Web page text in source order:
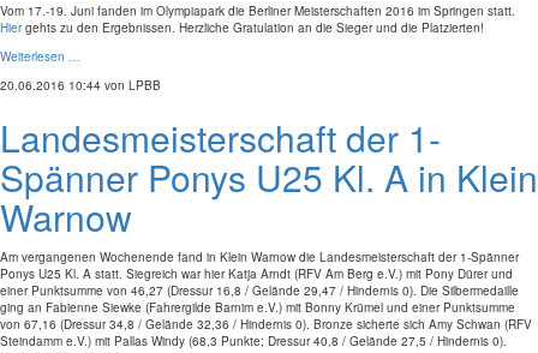
Vom 17.-19. Juni fanden im Olympiapark die Berliner Meisterschaften 2016 im Springen statt.
Hiergehts zu den Ergebnissen. Herzliche Gratulation an die Sieger und die Platzierten!
Weiterlesen …
20.06.2016 10:44 von LPBB
Landesmeisterschaft der 1-
Spänner Ponys U25 Kl. A in Klein
Warnow
Am vergangenen Wochenende fand in Klein Warnow die Landesmeisterschaft der 1-Spänner
Ponys U25 Kl. A statt. Siegreich war hier Katja Arndt (RFV Am Berg e.V.) mit Pony Dürer und
einer Punktsumme von 46,27 (Dressur 16,8 / Gelände 29,47 / Hindernis 0). Die Silbermedaille
ging an Fabienne Siewke (Fahrergilde Barnim e.V.) mit Bonny Krümel und einer Punktsumme
von 67,16 (Dressur 34,8 / Gelände 32,36 / Hindernis 0). Bronze sicherte sich Amy Schwan (RFV
Steindamm e.V.) mit Pallas Windy (68,3 Punkte; Dressur 40,8 / Gelände 27,5 / Hindernis 0).